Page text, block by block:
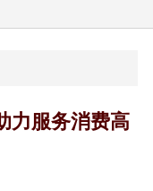
力服务消费高